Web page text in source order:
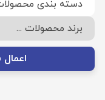
اعمال